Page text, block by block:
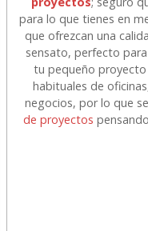
para lo que tienes en
que ofrezcan una
sensato, perfecto
tu pequeño
habituales de
negocios, por lo que
de proyectos